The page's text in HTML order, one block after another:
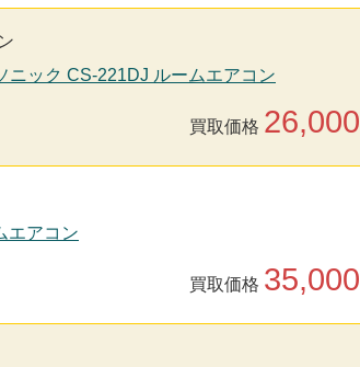
ニック CS-221DJ ルームエアコン
買取価格 26,000
エアコン
買取価格 35,000